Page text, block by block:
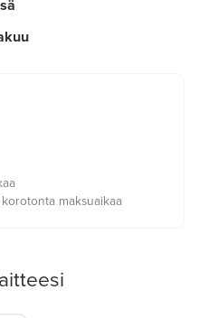
maksuaikaa